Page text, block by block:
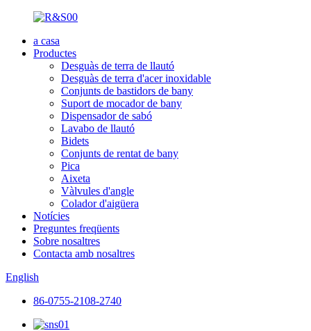
a casa
Productes
Desguàs de terra de llautó
Desguàs de terra d'acer inoxidable
Conjunts de bastidors de bany
Suport de mocador de bany
Dispensador de sabó
Lavabo de llautó
Bidets
Conjunts de rentat de bany
Pica
Aixeta
Vàlvules d'angle
Colador d'aigüera
Notícies
Preguntes freqüents
Sobre nosaltres
Contacta amb nosaltres
English
86-0755-2108-2740